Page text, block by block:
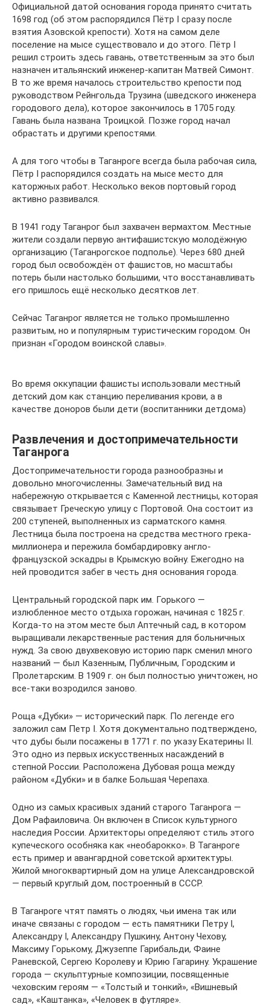
Официальной датой основания города принято считать
1698 год (об этом распорядился Пётр I сразу после
взятия Азовской крепости). Хотя на самом деле
поселение на мысе существовало и до этого. Пётр I
решил строить здесь гавань, ответственным за это был
назначен итальянский инженер-капитан Матвей Симонт.
В то же время началось строительство крепости под
руководством Рейнгольда Трузина (шведского инженера
городового дела), которое закончилось в 1705 году.
Гавань была названа Троицкой. Позже город начал
обрастать и другими крепостями.
А для того чтобы в Таганроге всегда была рабочая сила,
Пётр I распорядился создать на мысе место для
каторжных работ. Несколько веков портовый город
активно развивался.
В 1941 году Таганрог был захвачен вермахтом. Местные
жители создали первую антифашистскую молодёжную
организацию (Таганрогское подполье). Через 680 дней
город был освобождён от фашистов, но масштабы
потерь были настолько большими, что восстанавливать
его пришлось ещё несколько десятков лет.
Сейчас Таганрог является не только промышленно
развитым, но и популярным туристическим городом. Он
признан «Городом воинской славы».
Во время оккупации фашисты использовали местный
детский дом как станцию переливания крови, а в
качестве доноров были дети (воспитанники детдома)
Развлечения и достопримечательности
Таганрога
Достопримечательности города разнообразны и
довольно многочисленны. Замечательный вид на
набережную открывается с Каменной лестницы, которая
связывает Греческую улицу с Портовой. Она состоит из
200 ступеней, выполненных из сарматского камня.
Лестница была построена на средства местного грека-
миллионера и пережила бомбардировку англо-
французской эскадры в Крымскую войну. Ежегодно на
ней проводится забег в честь дня основания города.
Центральный городской парк им. Горького —
излюбленное место отдыха горожан, начиная с 1825 г.
Когда-то на этом месте был Аптечный сад, в котором
выращивали лекарственные растения для больничных
нужд. За свою двухвековую историю парк сменил много
названий — был Казенным, Публичным, Городским и
Пролетарским. В 1909 г. он был полностью уничтожен, но
все-таки возродился заново.
Роща «Дубки» — исторический парк. По легенде его
заложил сам Петр I. Хотя документально подтверждено,
что дубы были посажены в 1771 г. по указу Екатерины II.
Это одно из первых искусственных насаждений в
степной России. Расположена Дубовая роща между
районом «Дубки» и в балке Большая Черепаха.
Одно из самых красивых зданий старого Таганрога —
Дом Рафаиловича. Он включен в Список культурного
наследия России. Архитекторы определяют стиль этого
купеческого особняка как «необарокко». В Таганроге
есть пример и авангардной советской архитектуры.
Жилой многоквартирный дом на улице Александровской
— первый круглый дом, построенный в СССР.
В Таганроге чтят память о людях, чьи имена так или
иначе связаны с городом — есть памятники Петру I,
Александру I, Александру Пушкину, Антону Чехову,
Максиму Горькому, Джузеппе Гарибальди, Фаине
Раневской, Сергею Королеву и Юрию Гагарину. Украшение
города — скульптурные композиции, посвященные
чеховским героям — «Толстый и тонкий», «Вишневый
сад», «Каштанка», «Человек в футляре».